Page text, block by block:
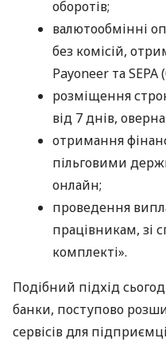
оборотів;
валютообмінні
без комісій,
Payoneer та SEPA
розміщення
від 7 днів,
отримання
пільговими
онлайн;
проведення
працівникам, зі
комплекті».
Подібний підхід
банки, поступово
сервісів для